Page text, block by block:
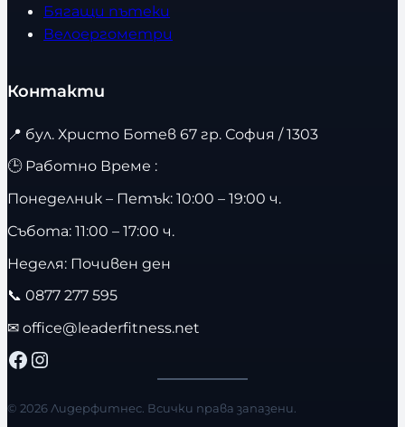
Бягащи пътеки
Велоергометри
Контакти
📍 бул. Христо Ботев 67 гр. София / 1303
🕒 Работно Време :
Понеделник – Петък: 10:00 – 19:00 ч.
Събота: 11:00 – 17:00 ч.
Неделя: Почивен ден
📞 0877 277 595
✉ office@leaderfitness.net
Facebook Instagram
© 2026 Лидерфитнес. Всички права запазени.